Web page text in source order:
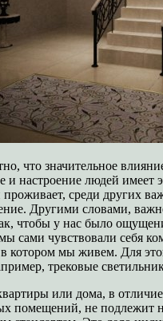
что значительное
и настроение людей имеет
проживает, среди других
Другими словами,
чтобы у нас было
сами чувствовали себя
котором мы живем. Для
трековые
или дома, в
помещений, не подлежит